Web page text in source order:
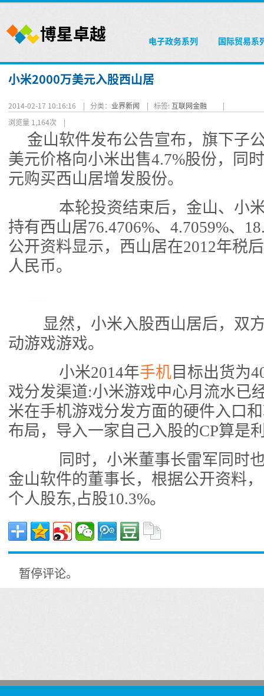
电子政务系列 国际贸易系
小米2000万美元入股西山居
2014-02-17 10:16:16 | 分类： 业界新闻 | 标签: 互联网金融
|
浏览量 1,164次 |
金山软件发布公告宣布，旗下子
美元价格向小米出售4.7%股份，同
元购买西山居增发股份。
本轮投资结束后，金山、小米
持有西山居76.4706%、4.7059%、
公开资料显示，西山居在2012年税
人民币。
显然，小米入股西山居后，双
动游戏游戏。
小米2014年手机 目标出货为
戏分发渠道:小米游戏中心月流水已
米在手机游戏分发方面的硬件入口
布局，导入一家自己入股的CP算是
同时，小米董事长雷军同时也
金山软件的董事长，根据公开资料
个人股东,占股10.3%。
暂停评论。